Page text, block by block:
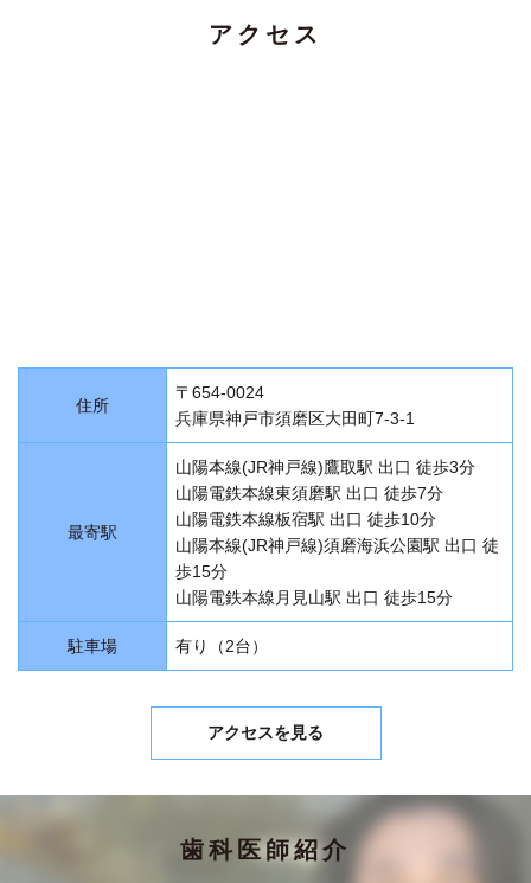
アクセス
住所
〒654-0024
兵庫県神戸市須磨区大田町7-3-1
最寄駅
山陽本線(JR神戸線)鷹取駅 出口 徒歩3分
山陽電鉄本線東須磨駅 出口 徒歩7分
山陽電鉄本線板宿駅 出口 徒歩10分
山陽本線(JR神戸線)須磨海浜公園駅 出口 徒
歩15分
山陽電鉄本線月見山駅 出口 徒歩15分
駐車場 有り（2台）
アクセスを見る
歯科医師紹介